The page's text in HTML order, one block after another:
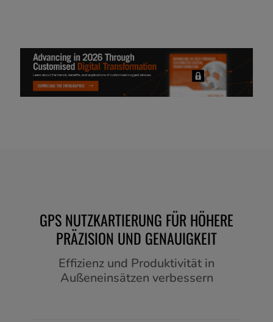
GPS NUTZKARTIERUNG FÜR HÖHERE
PRÄZISION UND GENAUIGKEIT
Effizienz und Produktivität in
Außeneinsätzen verbessern